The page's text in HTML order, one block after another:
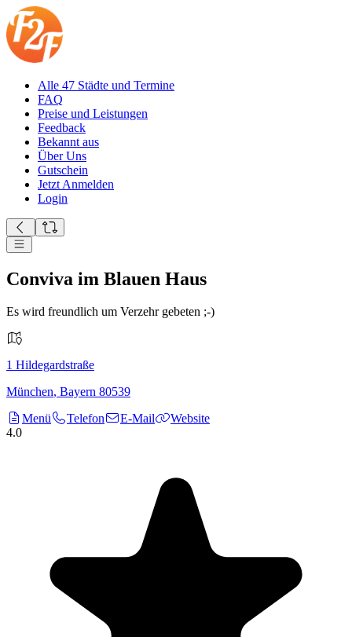
Alle 47 Städte und Termine
FAQ
Preise und Leistungen
Feedback
Bekannt aus
Über Uns
Gutschein
Jetzt Anmelden
Login
Conviva im Blauen Haus
Es wird freundlich um Verzehr gebeten ;-)
1 Hildegardstraße
München, Bayern 80539
Menü
Telefon E-Mail
Website
4.0